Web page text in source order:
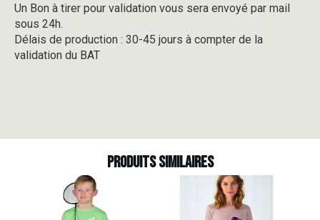
Un Bon à tirer pour validation vous sera envoyé par mail
sous 24h.
Délais de production : 30-45 jours à compter de la
validation du BAT
Produits similaires